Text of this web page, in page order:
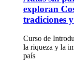
exploran
tradiciones
Curso de
la riqueza y la
país